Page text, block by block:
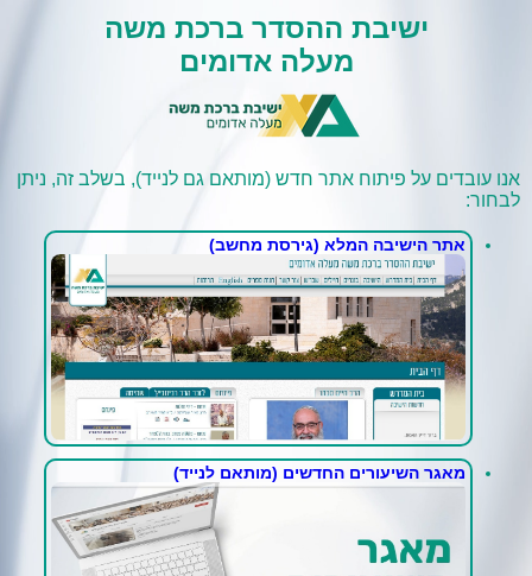
ישיבת ההסדר ברכת משה
מעלה אדומים
אנו עובדים על פיתוח אתר חדש (מותאם גם לנייד), בשלב זה, ניתן
לבחור:
אתר הישיבה המלא (גירסת מחשב)
מאגר השיעורים החדשים (מותאם לנייד)